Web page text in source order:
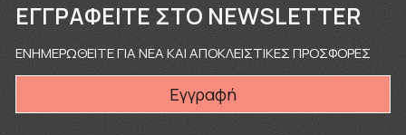
ΕΓΓΡΑΦΕΊΤΕ ΣΤΟ NEWSLETTER
ΕΝΗΜΕΡΩΘΕΙΤΕ ΓΙΑ ΝΕΑ ΚΑΙ ΑΠΟΚΛΕΙΣΤΙΚΕΣ ΠΡΟΣΦΟΡΕΣ
Εγγραφή